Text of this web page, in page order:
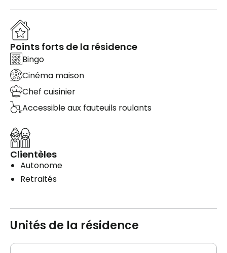
Points forts de la résidence
Bingo
Cinéma maison
Chef cuisinier
Accessible aux fauteuils roulants
Clientèles
Autonome
Retraités
Unités de la résidence